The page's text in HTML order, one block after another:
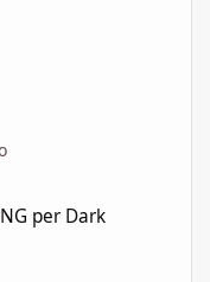
per Dark